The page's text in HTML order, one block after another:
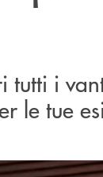
tutti i
le tue